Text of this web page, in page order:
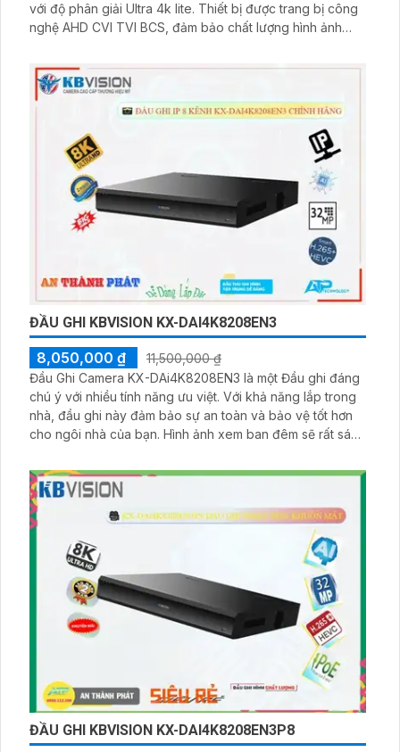
với độ phân giải Ultra 4k lite. Thiết bị được trang bị công
nghệ AHD CVI TVI BCS, đảm bảo chất lượng hình ảnh
việt với công nghệ AI, giúp lưu trữ dữ liệu lâu hơn
ĐẦU GHI KBVISION KX-DAI4K8208EN3
8,050,000 ₫
11,500,000 ₫
Đầu Ghi Camera KX-DAi4K8208EN3 là một Đầu ghi đáng
chú ý với nhiều tính năng ưu việt. Với khả năng lắp trong
nhà, đầu ghi này đảm bảo sự an toàn và bảo vệ tốt hơn
cho ngôi nhà của bạn. Hình ảnh xem ban đêm sẽ rất sáng
trong đầu ghi. Thiết kế nhỏ gọn và 4 kênh kết nối giúp
bạn dễ dàng lắp đặt và sử dụng
ĐẦU GHI KBVISION KX-DAI4K8208EN3P8